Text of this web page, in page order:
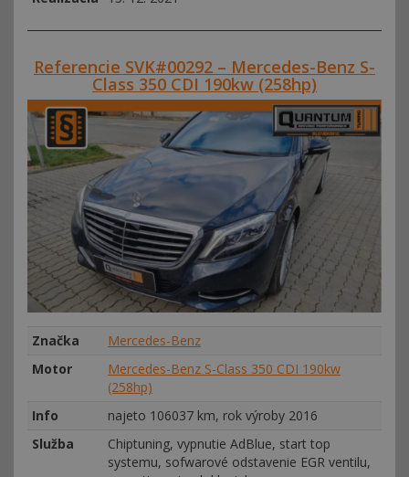
Referencie SVK#00292 – Mercedes-Benz S-
Class 350 CDI 190kw (258hp)
Značka
Mercedes-Benz
Motor
Mercedes-Benz S-Class 350 CDI 190kw
(258hp)
Info
najeto 106037 km, rok výroby 2016
Služba
Chiptuning, vypnutie AdBlue, start top
systemu, sofwarové odstavenie EGR ventilu,